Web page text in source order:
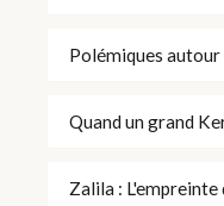
Polémiques autour
Quand un grand
Zalila :